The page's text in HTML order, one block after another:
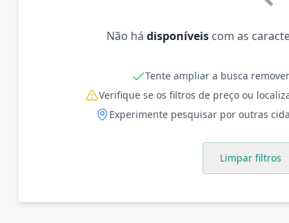
Não há disponíveis com as
Tente ampliar a busca
Verifique se os filtros de preço ou
Experimente pesquisar por outras
Limpar filtros